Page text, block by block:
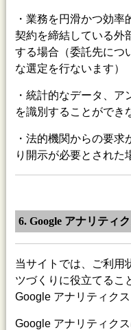
・業務を円滑かつ効
契約を締結している外
する場合（委託先につ
な選定を行ないます）
・統計的なデータ、ア
を識別することができ
・法的機関からの要
り開示が必要とされた
6. Google アナリティ
当サイトでは、ご利用
ツづくりに役立てるこ
Google アナリティク
Google アナリティク